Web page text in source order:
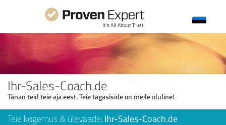
Ihr-Sales-Coach.de
Tänan teid teie aja eest. Teie tagasiside on meile oluline!
Teie kogemus & ülevaade: Ihr-Sales-Coach.de